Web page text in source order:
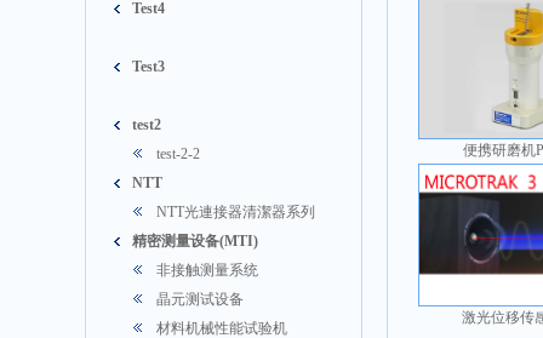
Test4
Test3
test2
test-2-2
NTT
NTT光連接器清潔器系列
精密测量设备(MTI)
非接触测量系统
晶元测试设备
材料机械性能试验机
便携研磨机
激光位移传